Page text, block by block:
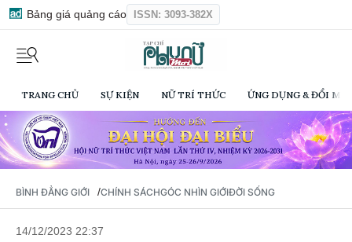
Bảng giá quảng cáo ISSN: 3093-382X
TRANG CHỦ SỰ KIỆN NỮ TRÍ THỨC ỨNG DỤNG & ĐỔI
BÌNH ĐẲNG GIỚI /CHÍNH SÁCHGÓC NHÌN GIỚIĐỜI SỐNG
14/12/2023 22:37